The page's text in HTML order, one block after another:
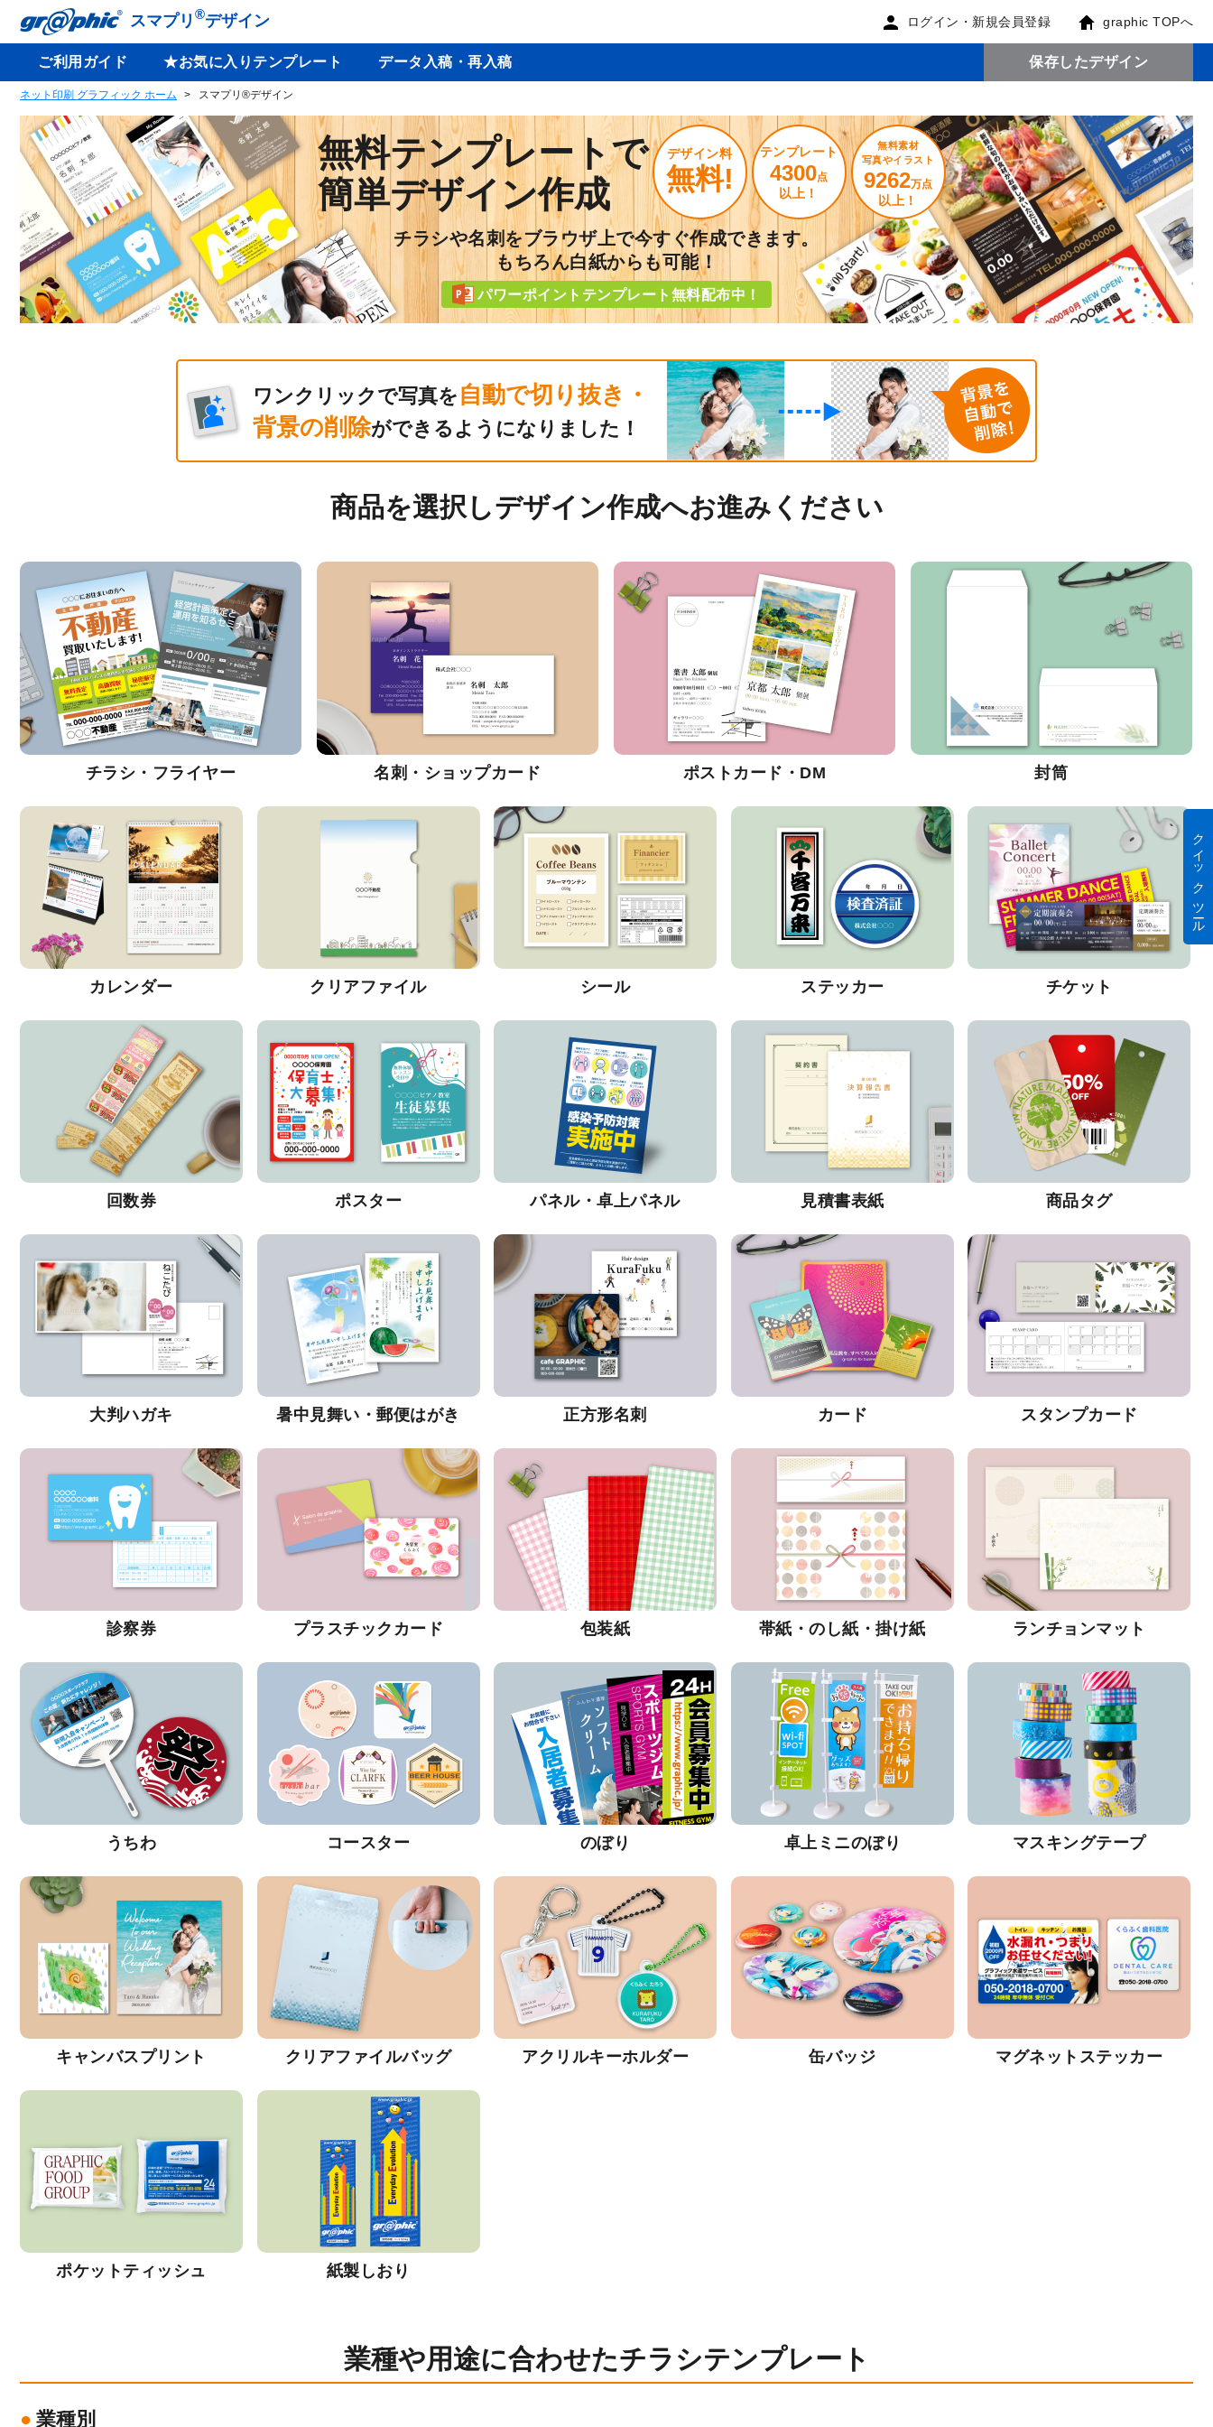
スマプリ ®デザイン ログイン・新規会員登録 graphic TOPへ
ご利用ガイド ★お気に入りテンプレート データ入稿・再入稿 保存したデザイン
ネット印刷 グラフィック ホーム スマプリ®デザイン
無料テンプレートで
簡単デザイン作成
デザイン料
無料!
テンプレート
4300点
以上！
無料素材
写真やイラスト
9262万点
以上！
チラシや名刺をブラウザ上で今すぐ作成できます。
もちろん白紙からも可能！
パワーポイントテンプレート無料配布中！
ワンクリックで写真を 自動で切り抜き・
背景の削除ができるようになりました！
商品を選択しデザイン作成へお進みください
チラシ・フライヤー 名刺・ショップカード ポストカード・DM 封筒
カレンダー クリアファイル シール ステッカー チケット
回数券 ポスター パネル・卓上パネル 見積書表紙 商品タグ
大判ハガキ 暑中見舞い・郵便はがき 正方形名刺 カード スタンプカード
診察券 プラスチックカード 包装紙 帯紙・のし紙・掛け紙 ランチョンマット
うちわ コースター のぼり 卓上ミニのぼり マスキングテープ
キャンバスプリント クリアファイルバッグ アクリルキーホルダー 缶バッジ マグネットステッカー
ポケットティッシュ 紙製しおり
業種や用途に合わせたチラシテンプレート
業種別
クイック ツール